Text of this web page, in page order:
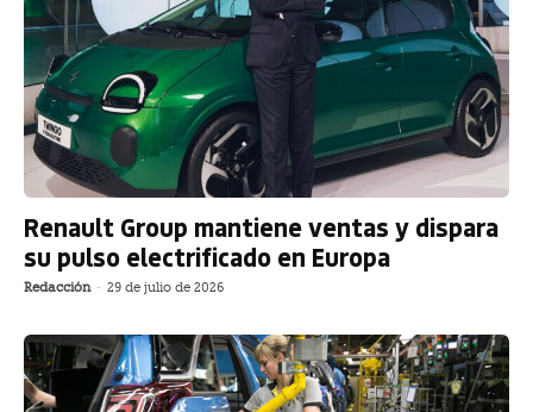
Renault Group mantiene ventas y dispara
su pulso electrificado en Europa
Redacción - 29 de julio de 2026